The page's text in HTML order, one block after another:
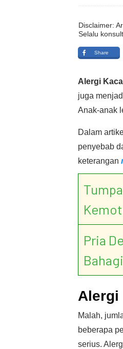
Disclaimer:
Selalu
Share
Alergi
juga
Anak-anak
Dalam
penyebab
keterangan
Pria
Alergi
Malah,
beberapa
serius.